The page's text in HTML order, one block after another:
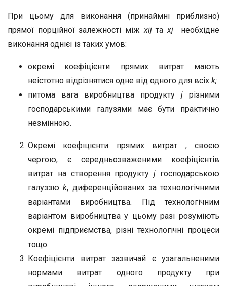
При цьому для виконання (принаймні приблизно)
прямої порційної залежності міжxijтахj
необхідне
виконання однієї із таких умов:
окремі коефіцієнти прямих витрат мають
неістотно відрізнятися одне від одного для всіх k;
питома вага виробництва продукту j різними
господарськими галузями має бути практично
незмінною.
Окремі коефіцієнти прямих витрат , своєю
чергою, є середньозваженими коефіцієнтів
витрат на створення продуктуj господарською
галуззюk, диференційованих за технологічними
варіантами виробництва. Під технологічним
варіантом виробництва у цьому разі розуміють
окремі підприємства, різні технологічні процеси
тощо.
Коефіцієнти витрат зазвичай є узагальненими
нормами витрат одного продукту при